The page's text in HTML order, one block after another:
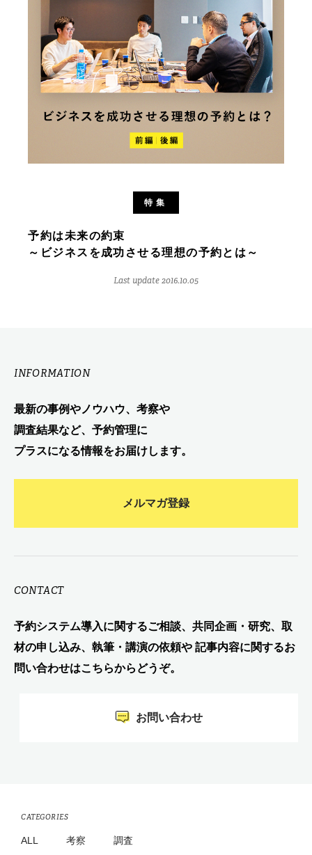
特集
予約は未来の約束
～ビジネスを成功させる理想の予約とは～
Last update 2016.10.05
INFORMATION
最新の事例やノウハウ、考察や
調査結果など、予約管理に
プラスになる情報をお届けします。
メルマガ登録
CONTACT
予約システム導入に関するご相談、共同企画・研究、取
材の申し込み、執筆・講演の依頼や 記事内容に関するお
問い合わせはこちらからどうぞ。
お問い合わせ
CATEGORIES
ALL 考察
調査